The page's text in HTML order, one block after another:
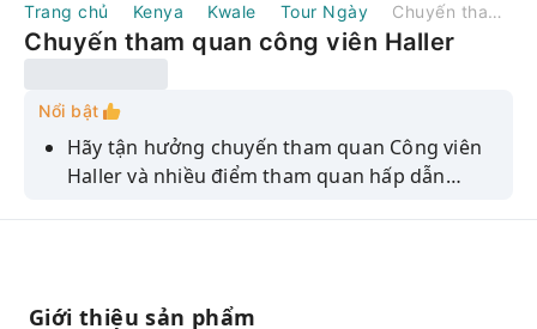
Trang chủ Kenya Kwale Tour Ngày Chuyến tham quan công viên Haller
Chuyến tham quan công viên Haller
Nổi bật
Hãy tận hưởng chuyến tham quan Công viên
Haller và nhiều điểm tham quan hấp dẫn
Giới thiệu sản phẩm